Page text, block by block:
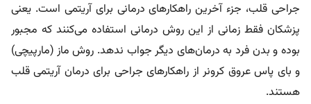
جراحی قلب، جزء آخرین راهکار‌های درمانی برای آریتمی است. یعنی
پزشکان فقط زمانی از این روش درمانی استفاده می‌کنند که مجبور
بوده و بدن فرد به درمان‌های دیگر جواب ندهد. روش ماز (مارپیچی)
و بای پاس عروق کرونر از راهکار‌های جراحی برای درمان آریتمی قلب
هستند.